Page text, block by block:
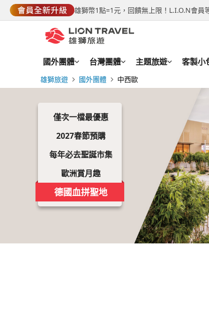
雄獅幣1點=1元，回饋無上限！L.I.O.N會員
國外團體 台灣團體 主題旅遊 客製小
雄獅旅遊 國外團體 中西歐
僅次一檔最優惠
2027春節預購
每年必去聖誕市集
歐洲賞月趣
德國血拼聖地
暑假出遊大爆發，心動回饋享優惠，把握倒數報名機會，
位不錯過!! 心動下單不要猶豫!!
預約夏日好時光！報名暑假出發行程，指定行程早鳥預購
高折$3,000元，聰明行動要快！
冬遊省錢術、此刻出遊最划算 預購冬季美景行程，提早
計畫屬於自己的冬日旅程
購
TWD
搶搶滾～每月精選單一超低價優惠行程出現啦！絕對買到
想搶便宜快看過來～
選
荷
北
TWD
特
玩樂3‧6‧9旅遊新主張，提早規劃旅遊地，給您30天、60
天報名選擇多，愈早報名優惠愈多！
2027 預約春節！馬上先GO！～遊歐洲～羊羊得意 即
2026/8/31前下單付訂，可享早鳥每人折價NTD$5,000
下單搶優惠，金馬納百福順整年！
迎春新氣象，預約迎春好時光 超前部署你的旅遊計畫，
為最好的自己，預約一場最美的旅程！搶先預約2025春
旅行～早鳥優惠最高折千元！
免付領隊、導遊、司機小費，每團旅客32人以下，嚴選
餐食、領隊導遊，每人一張歐洲網路卡，全呈耳機導覽器
體驗最原汁原味的聖誕節，在冬季期間，白雪飄飛、燭
下，更顯夢幻，還有美味的聖誕糕點、熱紅酒可以品嚐
節慶氣息的紀念品可以採買。
普限量搶購 出團日期：11/05 12/04 01/14
106,900
早
5000
11/13 more...
起
南臺灣旅客專屬，由高雄出發至歐洲各知名觀光精華景點
一年四季輕鬆暢遊世界…
預
3000
04/19 more...
起
連續四年榮獲Skytrax評為五星級航空，搭乘長榮到歐洲
上旅程安心又享受